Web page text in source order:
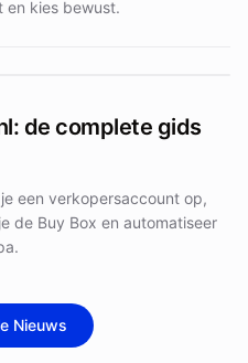
en kies bewust.
de complete gids
een verkopersaccount op,
de Buy Box en automatiseer
Nieuws